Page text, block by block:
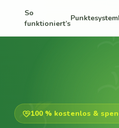
So
funktioniert’s
Punktesystem
100 % kostenlos &